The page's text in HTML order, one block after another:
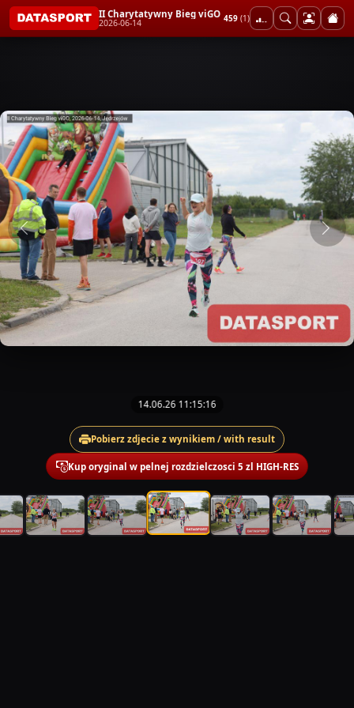
II Charytatywny Bieg viGO
2026-06-14 459 (1)
14.06.26 11:15:16
Pobierz zdjecie z wynikiem / with result
Kup oryginal w pelnej rozdzielczosci 5 zl HIGH-RES